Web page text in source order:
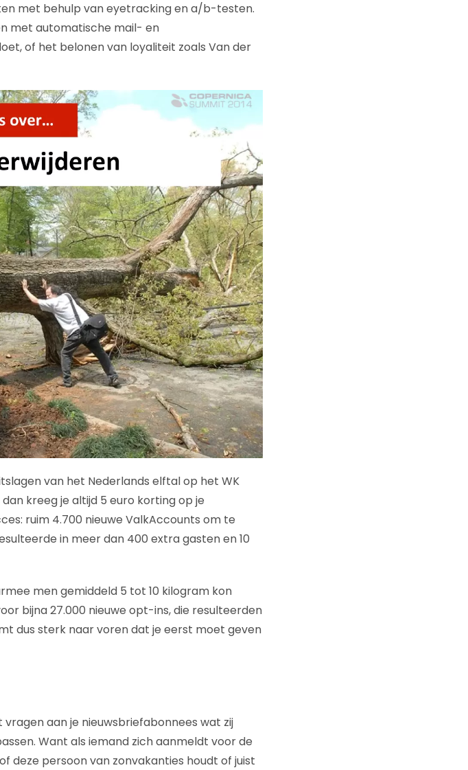
met behulp van eyetracking en a/b-testen.
met automatische mail- en
of het belonen van loyaliteit zoals Van der
van het Nederlands elftal op het WK
kreeg je altijd 5 euro korting op je
ruim 4.700 nieuwe ValkAccounts om te
in meer dan 400 extra gasten en 10
men gemiddeld 5 tot 10 kilogram kon
bijna 27.000 nieuwe opt-ins, die resulteerden
dus sterk naar voren dat je eerst moet geven
aan je nieuwsbriefabonnees wat zij
Want als iemand zich aanmeldt voor de
deze persoon van zonvakanties houdt of juist